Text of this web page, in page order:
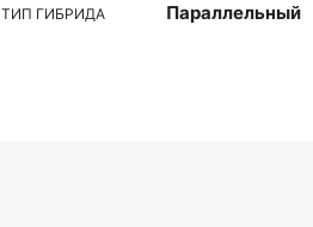
ТИП ГИБРИДА Параллельный